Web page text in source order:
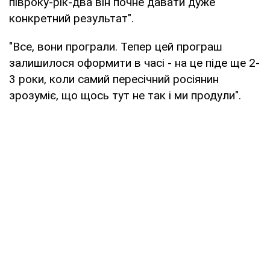
конкретний результат".
"Все, вони програли. Тепер цей програш
залишилося оформити в часі - на це піде ще 2-
3 роки, коли самий пересічний росіянин
зрозуміє, що щось тут не так і ми продули".